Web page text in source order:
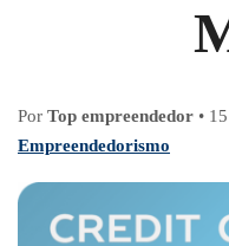
Por Top empreendedor •
Empreendedorismo